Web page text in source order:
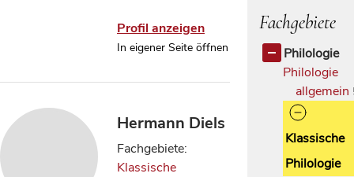
Profil anzeigen
In eigener Seite öffnen
Hermann Diels
Fachgebiete:
Klassische
Fachgebiete
Philologie
Philologie
allgemein
Klassische
Philologie